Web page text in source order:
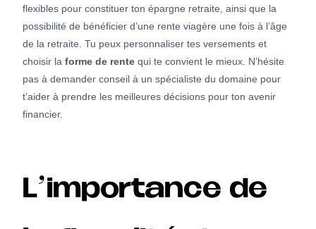
flexibles pour constituer ton épargne retraite, ainsi que la
possibilité de bénéficier d’une rente viagère une fois à l’âge
de la retraite. Tu peux personnaliser tes versements et
choisir la forme de rente qui te convient le mieux. N’hésite
pas à demander conseil à un spécialiste du domaine pour
t’aider à prendre les meilleures décisions pour ton avenir
financier.
L’importance de